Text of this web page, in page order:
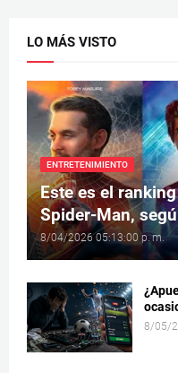
LO MÁS VISTO
ENTRETENIMIENTO
Este es el
Spider-Man,
8/04/2026 05:13:00 p. m.
8/05/